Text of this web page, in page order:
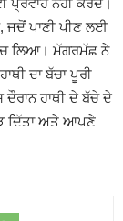
ਪ੍ਰਵਾਹ ਨਹੀਂ ਕਰਦੇ।
ਜਦੋਂ ਪਾਣੀ ਪੀਣ ਲਈ
ਲਿਆ। ਮੱਗਰਮੱਛ ਨੇ
ਦਾ ਬੱਚਾ ਪੂਰੀ
ਹਾਥੀ ਦੇ ਬੱਚੇ ਦੇ
ਦਿੱਤਾ ਅਤੇ ਆਪਣੇ